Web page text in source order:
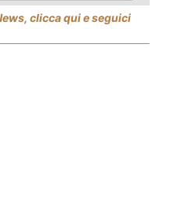
clicca qui e seguici